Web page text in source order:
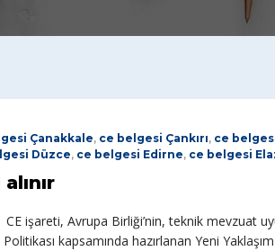
Çanakkale, ce belgesi Çankırı, ce
Düzce, ce belgesi Edirne, ce belgesi
işareti, Avrupa Birliği’nin, teknik mevzuat
kapsamında hazırlanan Yeni